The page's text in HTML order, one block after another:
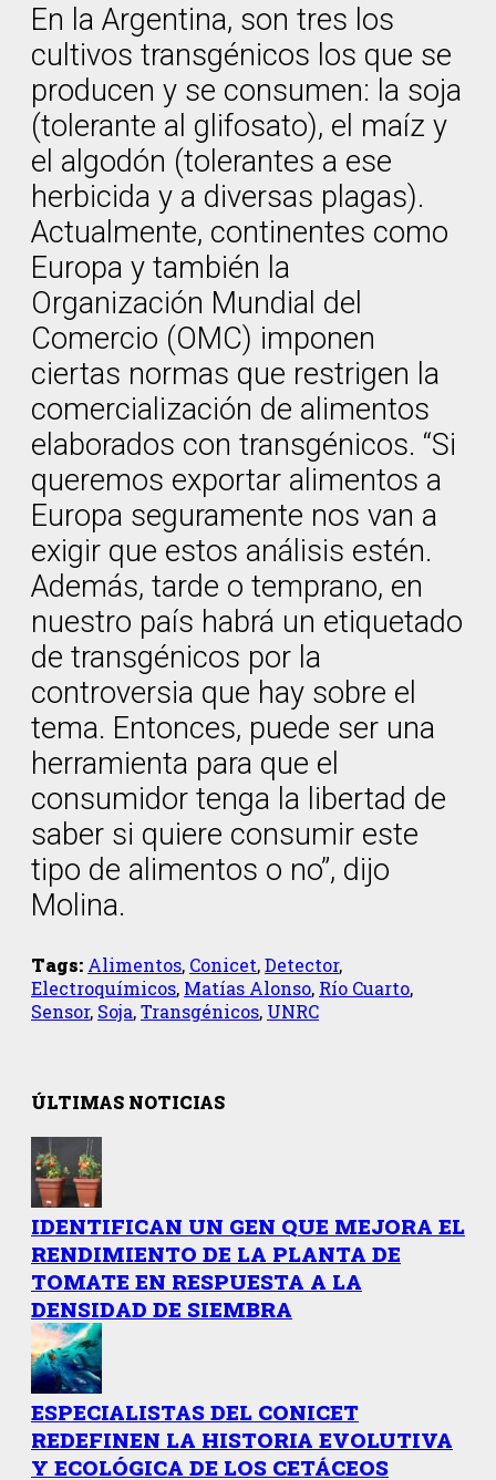
En la Argentina, son tres los
cultivos transgénicos los que se
producen y se consumen: la soja
(tolerante al glifosato), el maíz y
el algodón (tolerantes a ese
herbicida y a diversas plagas).
Actualmente, continentes como
Europa y también la
Organización Mundial del
Comercio (OMC) imponen
ciertas normas que restrigen la
comercialización de alimentos
elaborados con transgénicos. “Si
queremos exportar alimentos a
Europa seguramente nos van a
exigir que estos análisis estén.
Además, tarde o temprano, en
nuestro país habrá un etiquetado
de transgénicos por la
controversia que hay sobre el
tema. Entonces, puede ser una
herramienta para que el
consumidor tenga la libertad de
saber si quiere consumir este
tipo de alimentos o no”, dijo
Molina.
Tags: Alimentos, Conicet,Detector,
Electroquímicos, Matías Alonso, Río Cuarto,
Sensor, Soja,Transgénicos, UNRC
ÚLTIMAS NOTICIAS
IDENTIFICAN UN GEN QUE MEJORA EL
RENDIMIENTO DE LA PLANTA DE
TOMATE EN RESPUESTA A LA
DENSIDAD DE SIEMBRA
ESPECIALISTAS DEL CONICET
REDEFINEN LA HISTORIA EVOLUTIVA
Y ECOLÓGICA DE LOS CETÁCEOS